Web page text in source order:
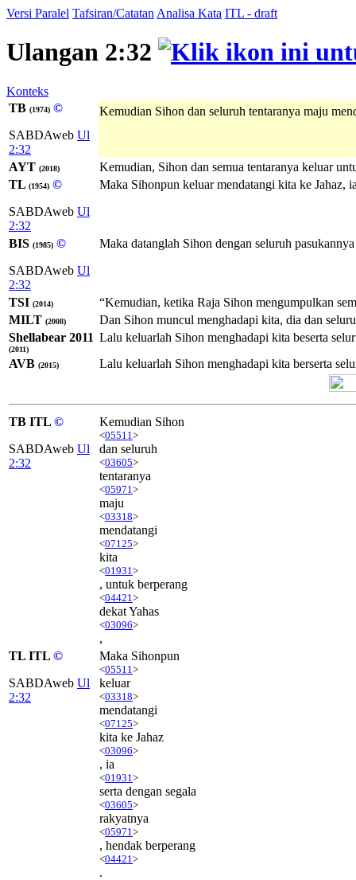
Versi Paralel Tafsiran/Catatan Analisa Kata ITL - draft
Ulangan 2:32
Konteks
TB (1974) ©
SABDAweb Ul
2:32
Kemudian Sihon dan seluruh tentaranya maju
AYT (2018)
Kemudian, Sihon dan semua tentaranya keluar
TL (1954) ©
SABDAweb Ul
2:32
Maka Sihonpun keluar mendatangi kita ke Jahaz,
BIS (1985) ©
SABDAweb Ul
2:32
Maka datanglah Sihon dengan seluruh
TSI (2014)
“Kemudian, ketika Raja Sihon mengumpulkan
MILT (2008)
Dan Sihon muncul menghadapi kita, dia dan
Shellabear 2011
(2011)
Lalu keluarlah Sihon menghadapi kita beserta
AVB (2015) Lalu keluarlah Sihon menghadapi kita berserta
TB ITL ©
SABDAweb Ul
2:32
Kemudian Sihon
<05511 >
dan seluruh
<03605>
tentaranya
<05971 >
maju
<03318>
mendatangi
<07125>
kita
<01931 >
, untuk berperang
<04421 >
dekat Yahas
<03096>
,
TL ITL ©
SABDAweb Ul
2:32
Maka Sihonpun
<05511 >
keluar
<03318>
mendatangi
<07125>
kita ke Jahaz
<03096>
, ia
<01931 >
serta dengan segala
<03605>
rakyatnya
<05971 >
, hendak berperang
<04421 >
.